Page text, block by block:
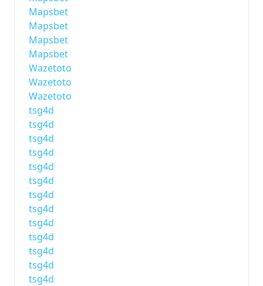
Mapsbet
Mapsbet
Mapsbet
Mapsbet
Wazetoto
Wazetoto
Wazetoto
tsg4d
tsg4d
tsg4d
tsg4d
tsg4d
tsg4d
tsg4d
tsg4d
tsg4d
tsg4d
tsg4d
tsg4d
tsg4d